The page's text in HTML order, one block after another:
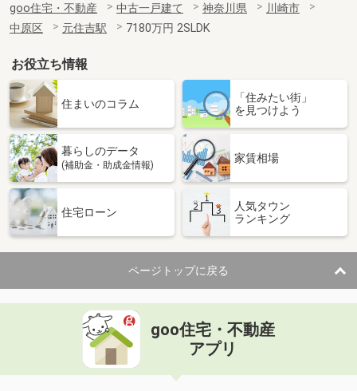
goo住宅・不動産 中古一戸建て 神奈川県
川崎市
中原区
元住吉駅 7180万円 2SLDK
お役立ち情報
住まいのコラム
「住みたい街」
を見つけよう
暮らしのデータ
(補助金・助成金情報)
家賃相場
住宅ローン
人気タウン
ランキング
ページトップに戻る
goo住宅・不動産
アプリ